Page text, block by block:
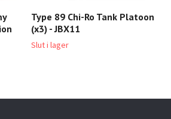
Type 89 Chi-Ro Tank Platoon
(x3) - JBX11
Slut i lager